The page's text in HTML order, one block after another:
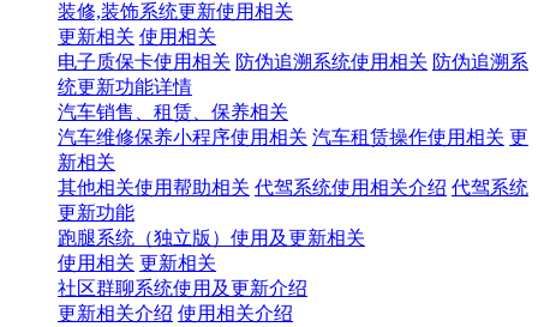
装修,装饰系统更新使用相关
更新相关 使用相关
电子质保卡使用相关 防伪追溯系统使用相关 防伪追溯系
统更新功能详情
汽车销售、租赁、保养相关
汽车维修保养小程序使用相关 汽车租赁操作使用相关 更
新相关
其他相关使用帮助相关 代驾系统使用相关介绍 代驾系统
更新功能
跑腿系统（独立版）使用及更新相关
使用相关 更新相关
社区群聊系统使用及更新介绍
更新相关介绍 使用相关介绍